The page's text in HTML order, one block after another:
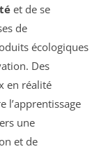
et de se
de
écologiques
Des
en réalité
l’apprentissage
une
et de